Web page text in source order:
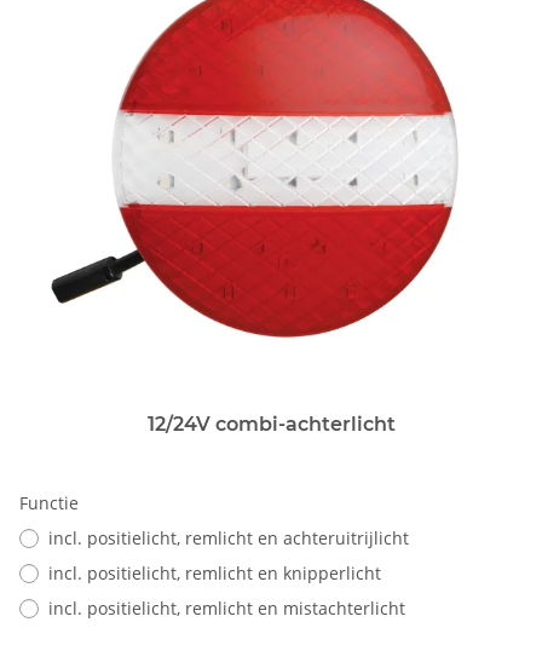
12/24V combi-achterlicht
Functie
incl. positielicht, remlicht en achteruitrijlicht
incl. positielicht, remlicht en knipperlicht
incl. positielicht, remlicht en mistachterlicht